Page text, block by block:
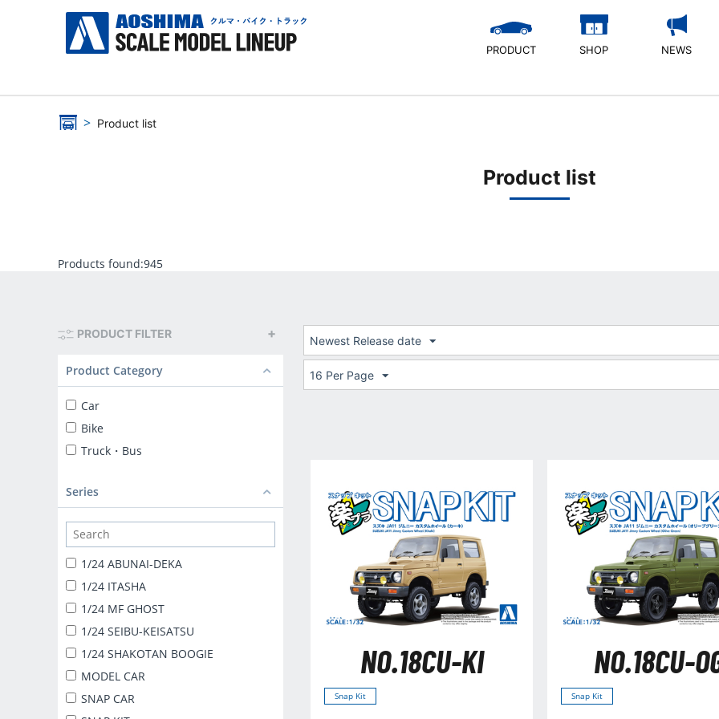
PRODUCT SHOP NEWS
Product list
Product list
Products found:945
PRODUCT FILTER
Product Category
Car
Bike
Truck・Bus
Series
1/24 ABUNAI-DEKA
1/24 ITASHA
1/24 MF GHOST
1/24 SEIBU-KEISATSU
1/24 SHAKOTAN BOOGIE
MODEL CAR
SNAP CAR
Newest Release date
16 Per Page
NO.18CU-KI
Snap Kit
NO.18CU-
Snap Kit